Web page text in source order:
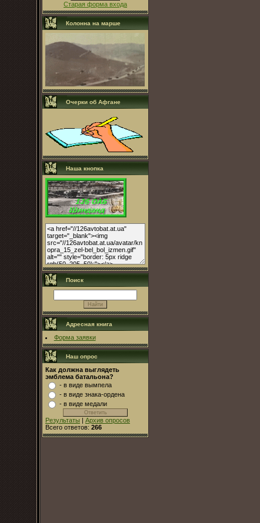
Старая форма входа
Колонна на марше
Очерки об Афгане
Наша кнопка
Поиск
Адресная книга
Форма заявки
Наш опрос
Как должна выглядеть
эмблема батальона?
- в виде вымпела
- в виде знака-ордена
- в виде медали
Результаты | Архив опросов
Всего ответов: 266